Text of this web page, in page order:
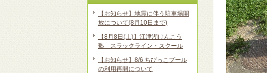
【お知らせ】地震に伴う駐車場開
放について(8月10日まで)
【8月8日(土)】江津湖けんこう
塾 スラックライン・スクール
【お知らせ】8/6 ちびっこプール
の利用再開について